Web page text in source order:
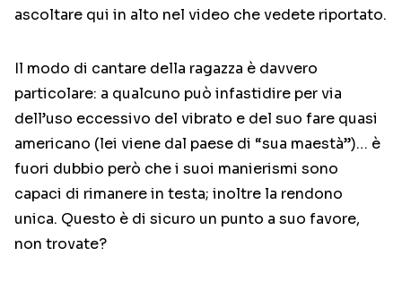
ascoltare qui in alto nel video che vedete riportato.
Il modo di cantare della ragazza è davvero
particolare: a qualcuno può infastidire per via
dell’uso eccessivo del vibrato e del suo fare quasi
americano (lei viene dal paese di “sua maestà”)… è
fuori dubbio però che i suoi manierismi sono
capaci di rimanere in testa; inoltre la rendono
unica. Questo è di sicuro un punto a suo favore,
non trovate?